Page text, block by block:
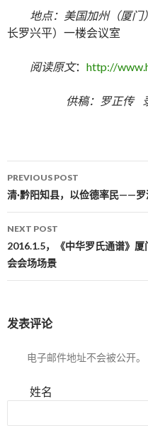
地点：美国加州（厦门
长罗兴平）一楼会议室
阅读原文： http://
供稿：罗正传
Post navigation
PREVIOUS POST
清·黔阳知县，以俭德率民——罗
NEXT POST
2016.1.5，《中华罗氏通谱》
会会场场景
发表评论
电子邮件地址不会被公开。
姓名